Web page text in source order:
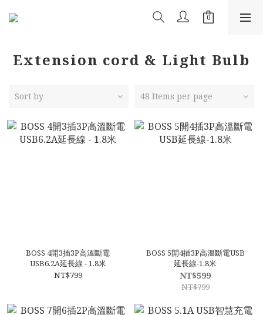
Extension cord & Light Bulb
Sort by 48 Items per page
BOSS 4開3插3P高溫斷電
USB6.2A延長線 - 1.8米
NT$799
BOSS 5開4插3P高溫斷電USB
延長線-1.8米
NT$599
NT$799